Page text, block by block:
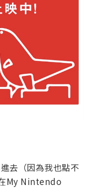
去（因為我也點不
My Nintendo